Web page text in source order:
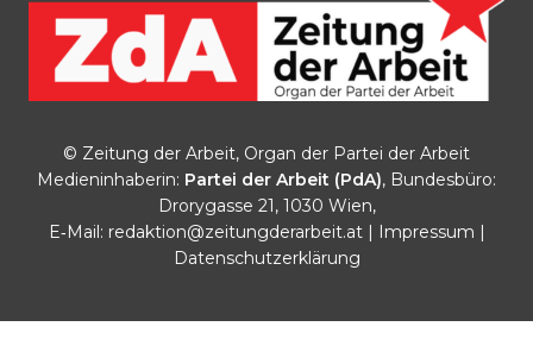
© Zeitung der Arbeit, Organ der Partei der Arbeit
Medieninhaberin: Partei der Arbeit (PdA), Bundesbüro:
Drorygasse 21, 1030 Wien,
E‑Mail: redaktion@zeitungderarbeit.at| Impressum |
Datenschutzerklärung